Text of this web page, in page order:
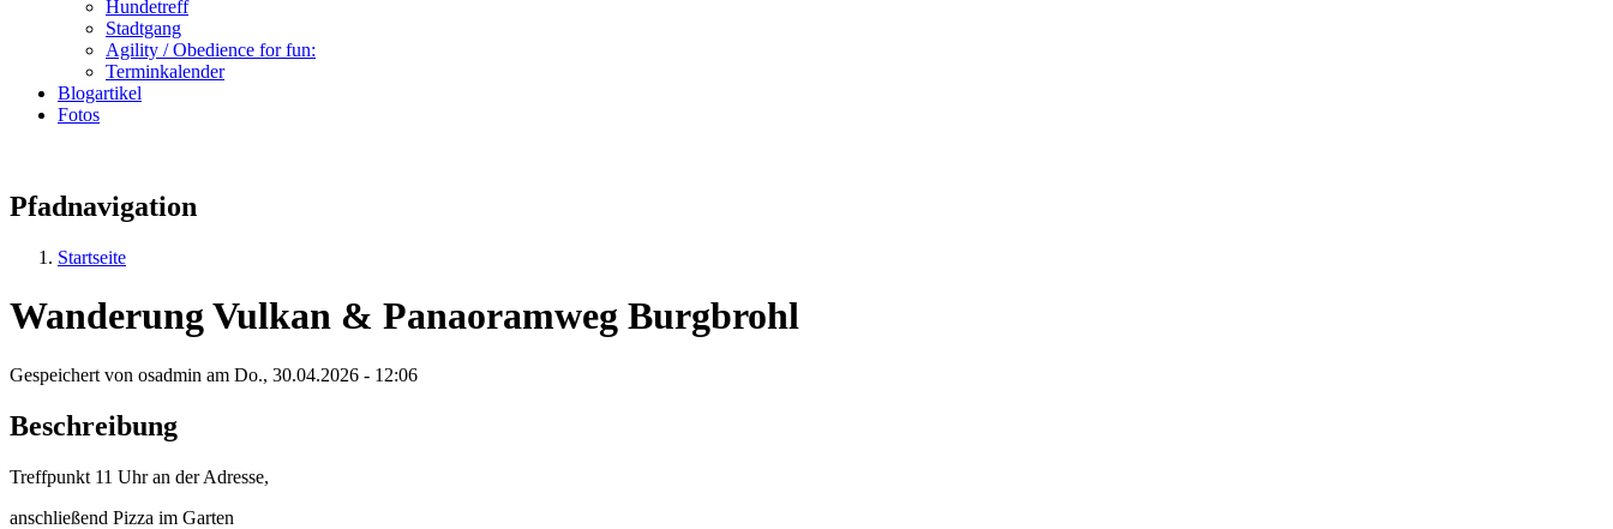
Hundetreff
Stadtgang
Agility / Obedience for fun:
Terminkalender
Blogartikel
Fotos
Pfadnavigation
Startseite
Wanderung Vulkan & Panaoramweg Burgbrohl
Gespeichert von osadmin am Do., 30.04.2026 - 12:06
Beschreibung
Treffpunkt 11 Uhr an der Adresse,
anschließend Pizza im Garten